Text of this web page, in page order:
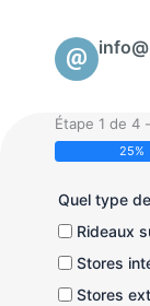
Étape 1 de 4
25%
Quel type
Rideaux
Stores
Stores